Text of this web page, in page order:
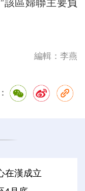
該區婦聯主要負
編輯：李燕
在漢成立